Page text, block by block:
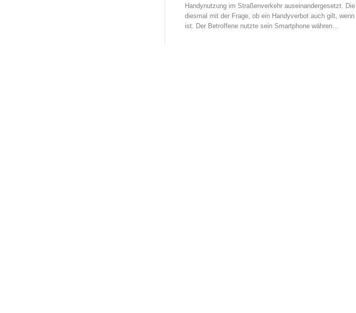
Handynutzung im Straßenverkehr auseinandergesetzt.
diesmal mit der Frage, ob ein Handyverbot auch gilt,
ist. Der Betroffene nutzte sein Smartphone währen…